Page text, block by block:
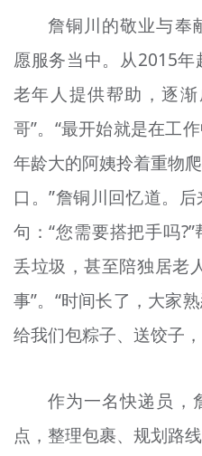
詹铜川的敬业与奉
愿服务当中。从2015
老年人提供帮助，逐
哥”。“最开始就是在工
年龄大的阿姨拎着重物
口。”詹铜川回忆道。
句：“您需要搭把手吗?”
丢垃圾，甚至陪独居老
事”。“时间长了，大家
给我们包粽子、送饺子
作为一名快递员，
点，整理包裹、规划路